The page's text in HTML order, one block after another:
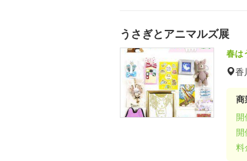
うさぎとアニマルズ展
春は
香
商
開
開
料